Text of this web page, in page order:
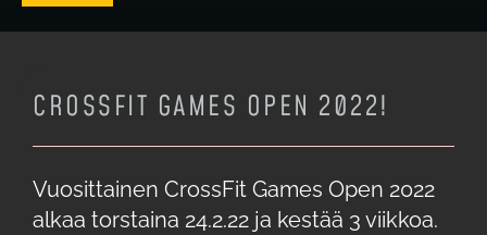
CROSSFIT GAMES OPEN 2022!
Vuosittainen CrossFit Games Open 2022
alkaa torstaina 24.2.22 ja kestää 3 viikkoa.